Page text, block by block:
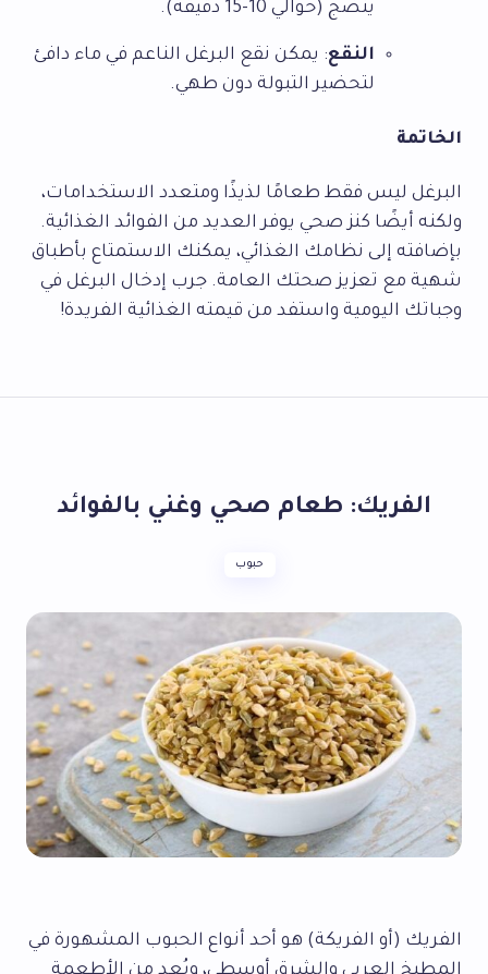
ينضج (حوالي 10-15 دقيقة).
النقع: يمكن نقع البرغل الناعم في ماء دافئ
لتحضير التبولة دون طهي.
الخاتمة
البرغل ليس فقط طعامًا لذيذًا ومتعدد الاستخدامات،
ولكنه أيضًا كنز صحي يوفر العديد من الفوائد الغذائية.
بإضافته إلى نظامك الغذائي، يمكنك الاستمتاع بأطباق
شهية مع تعزيز صحتك العامة. جرب إدخال البرغل في
وجباتك اليومية واستفد من قيمته الغذائية الفريدة!
الفريك: طعام صحي وغني بالفوائد
حبوب
الفريك (أو الفريكة) هو أحد أنواع الحبوب المشهورة في